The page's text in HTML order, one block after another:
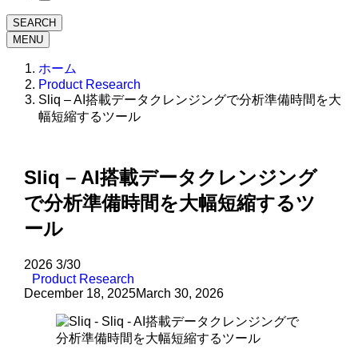
SEARCH
MENU
ホーム
Product Research
Sliq – AI搭載データクレンジングで分析準備時間を大
幅短縮するツール
Sliq – AI搭載データクレンジング
で分析準備時間を大幅短縮するツ
ール
2026 3/30
Product Research
December 18, 2025March 30, 2026